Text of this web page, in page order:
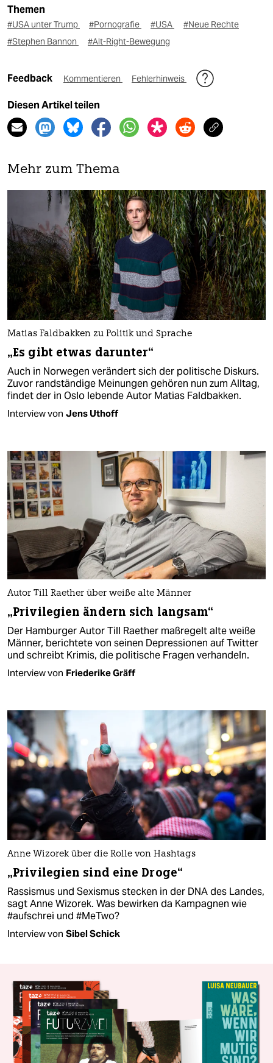
Themen
#USA unter Trump #Pornografie #USA
#Neue Rechte
#Stephen Bannon
#Alt-Right-Bewegung
Feedback Kommentieren Fehlerhinweis
Diesen Artikel teilen
Mehr zum Thema
Matias Faldbakken zu Politik und Sprache
„Es gibt etwas darunter“
Auch in Norwegen verändert sich der politische Diskurs.
Zuvor randständige Meinungen gehören nun zum Alltag,
findet der in Oslo lebende Autor Matias Faldbakken.
Interview von Jens Uthoff
Autor Till Raether über weiße alte Männer
„Privilegien ändern sich langsam“
Der Hamburger Autor Till Raether maßregelt alte weiße
Männer, berichtete von seinen Depressionen auf Twitter
und schreibt Krimis, die politische Fragen verhandeln.
Interview von Friederike Gräff
Anne Wizorek über die Rolle von Hashtags
„Privilegien sind eine Droge“
Rassismus und Sexismus stecken in der DNA des Landes,
sagt Anne Wizorek. Was bewirken da Kampagnen wie
#aufschrei und #MeTwo?
Interview von Sibel Schick